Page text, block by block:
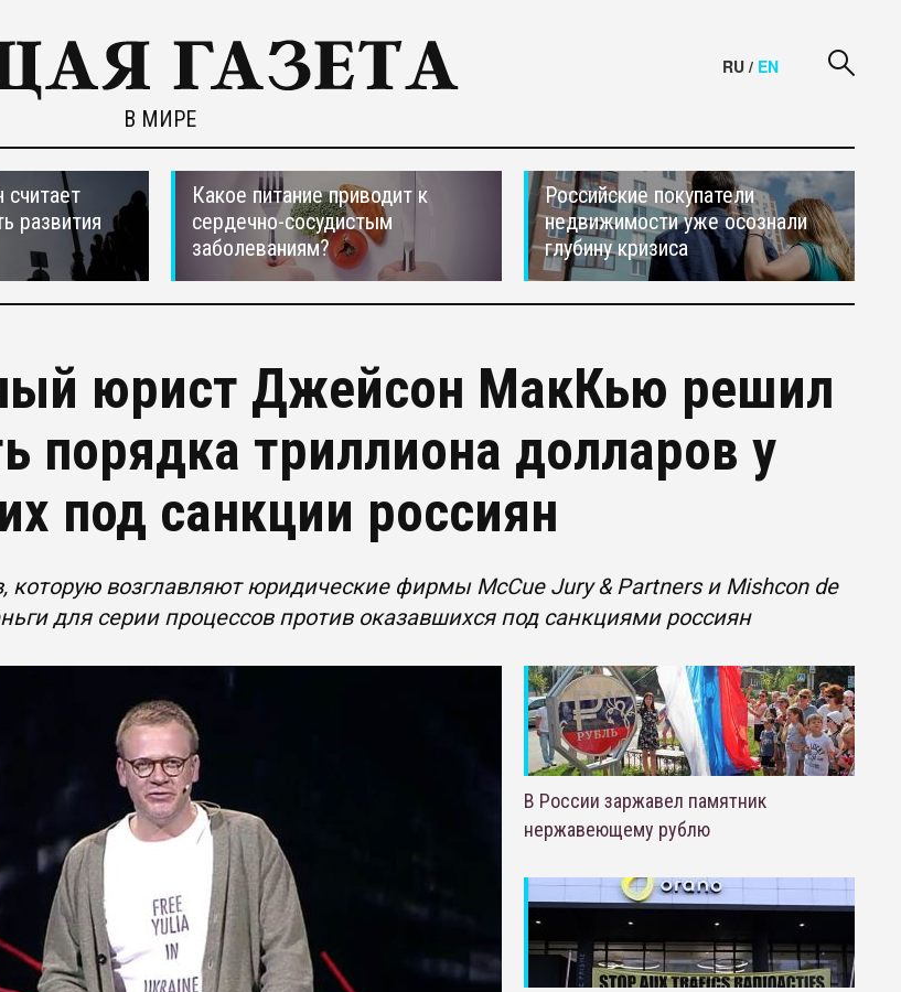
В МИРЕ
RU / EN
считает
развития
Какое питание приводит к
сердечно-сосудистым
заболеваниям?
Российские покупатели
недвижимости уже осознали
глубину кризиса
юрист Джейсон МакКью решил
порядка триллиона долларов у
под санкции россиян
которую возглавляют юридические фирмы McCue Jury & Partners и Mishcon de
для серии процессов против оказавшихся под санкциями россиян
В России заржавел памятник
нержавеющему рублю